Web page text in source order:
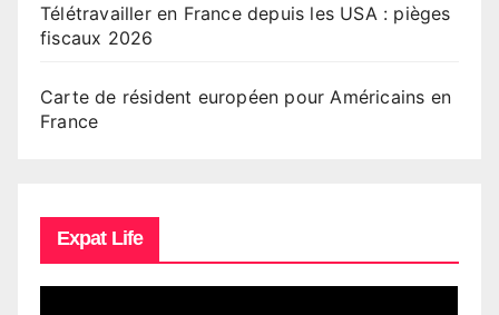
Télétravailler en France depuis les USA : pièges
fiscaux 2026
Carte de résident européen pour Américains en
France
Expat Life